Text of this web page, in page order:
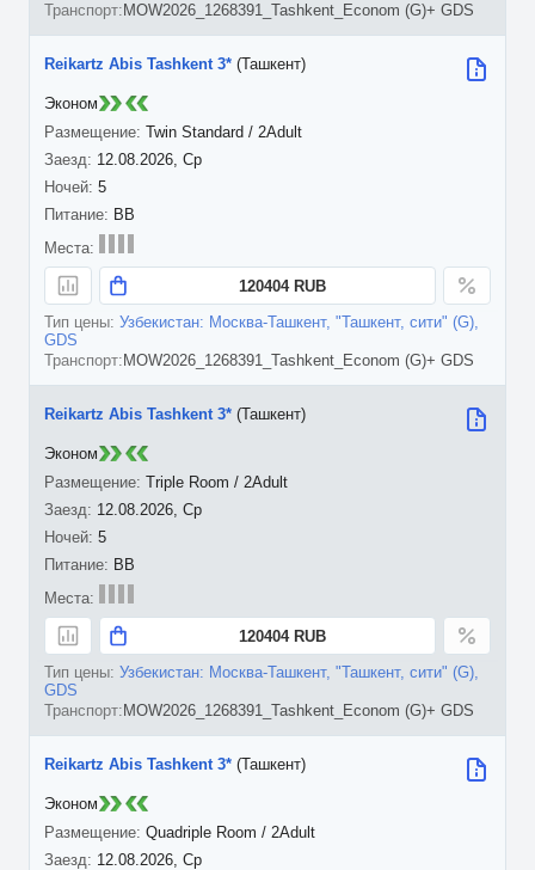
MOW2026_1268391_Tashkent_Econom (G)+ GDS
12.08.2026, Ср
5
Reikartz Abis Tashkent 3* (Ташкент)
Twin Standard / 2Adult
BB
120404 RUB
Узбекистан: Москва-Ташкент, "Ташкент, сити" (G),
GDS
MOW2026_1268391_Tashkent_Econom (G)+ GDS
Эконом
12.08.2026, Ср
5
Reikartz Abis Tashkent 3* (Ташкент)
Triple Room / 2Adult
BB
120404 RUB
Узбекистан: Москва-Ташкент, "Ташкент, сити" (G),
GDS
MOW2026_1268391_Tashkent_Econom (G)+ GDS
Эконом
12.08.2026, Ср
Reikartz Abis Tashkent 3* (Ташкент)
Quadriple Room / 2Adult
Эконом